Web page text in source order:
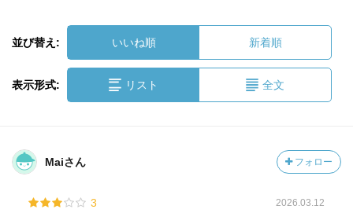
並び替え: いいね順 新着順
表示形式: リスト 全文
Maiさん フォロー
3 2026.03.12